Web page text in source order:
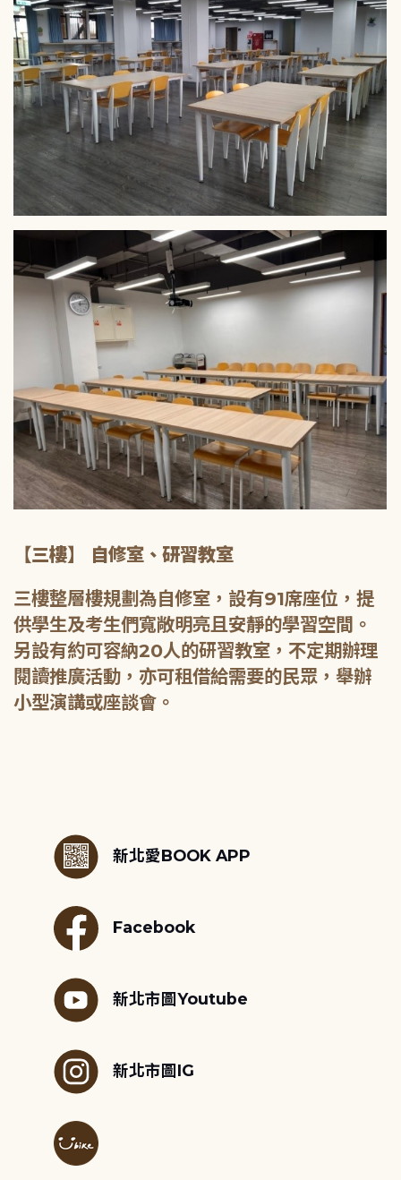
【三樓】 自修室、研習教室
三樓整層樓規劃為自修室，設有91席座位，提
供學生及考生們寬敞明亮且安靜的學習空間。
另設有約可容納20人的研習教室，不定期辦理
閱讀推廣活動，亦可租借給需要的民眾，舉辦
小型演講或座談會。
新北愛BOOK APP
Facebook
新北市圖Youtube
新北市圖IG